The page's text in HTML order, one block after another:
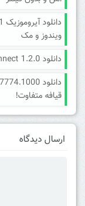
ویندوز و مک
دانلود quad9 connect 1.2.0 دی ان اس کواد ناین برای اندروید
قیافه متفاوت!
ارسال دیدگاه